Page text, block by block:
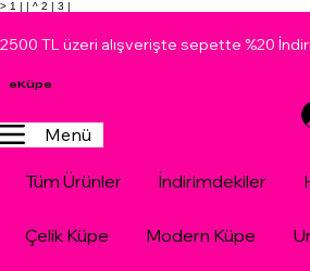
> 1 | | ^ 2 | 3 |
2500 TL üzeri alışverişte sepette %20
Menü
eKüpe
Tüm Ürünler İndirimdekiler
Çelik Küpe Modern Küpe